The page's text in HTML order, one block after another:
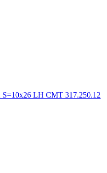
LH CMT 317.250.12